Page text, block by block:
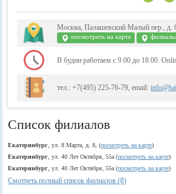
Москва, Палашевский Малый пер., д.
посмотреть на карте филиалы
В будни работаем с 9.00 до 18.00.
тел.: +7(495) 225-76-79, email:
Список филиалов
Екатеринбург , ул. 8 Марта, д. 8, (посмотреть на карте)
Екатеринбург , ул. 40 Лет Октября, 55а (посмотреть на карте)
Екатеринбург , ул. 40 Лет Октября, 55а (посмотреть на карте)
Смотреть полный список филиалов (8)